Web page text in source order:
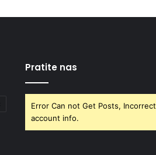
Pratite nas
Error Can not Get Posts, Incorrect
account info.